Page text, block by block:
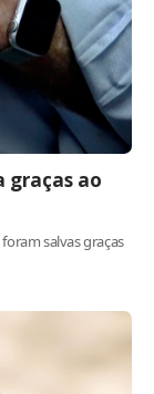
graças ao
salvas graças